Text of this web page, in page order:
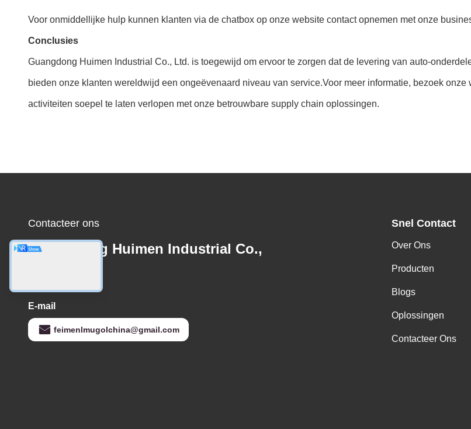
Voor onmiddellijke hulp kunnen klanten via de chatbox op onze website contact opnemen met onze
Conclusies
Guangdong Huimen Industrial Co., Ltd. is toegewijd om ervoor te zorgen dat de levering van auto-
bieden onze klanten wereldwijd een ongeëvenaard niveau van service.Voor meer informatie, bezoek onze
activiteiten soepel te laten verlopen met onze betrouwbare supply chain oplossingen.
Contacteer ons
Guangdong Huimen Industrial Co.,
E-mail
feimenlmugolchina@gmail.com
Snel Contact
Over Ons
Producten
Blogs
Oplossingen
Contacteer Ons